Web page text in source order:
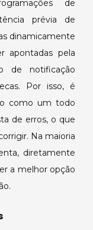
de
prévia de
dinamicamente
apontadas pela
de notificação
Por isso, é
como um todo
de erros, o que
Na maioria
diretamente
a melhor opção